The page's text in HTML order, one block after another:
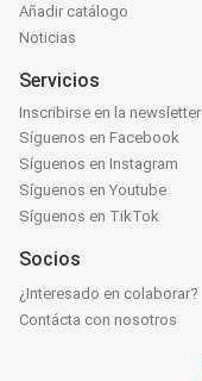
Añadir catálogo
Noticias
Servicios
Inscribirse en la newsletter
Síguenos en Facebook
Síguenos en Instagram
Síguenos en Youtube
Síguenos en TikTok
Socios
¿Interesado en colaborar?
Contácta con nosotros